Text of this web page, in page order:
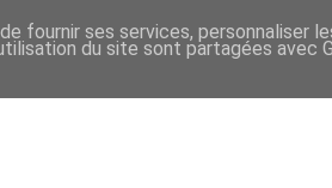
fournir ses services, personnaliser
du site sont partagées avec